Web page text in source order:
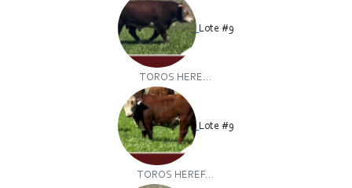
Lote #9
TOROS HERE...
Lote #9
TOROS HEREF...